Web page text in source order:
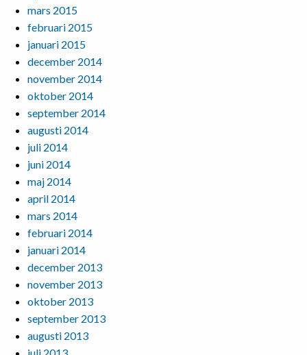
mars 2015
februari 2015
januari 2015
december 2014
november 2014
oktober 2014
september 2014
augusti 2014
juli 2014
juni 2014
maj 2014
april 2014
mars 2014
februari 2014
januari 2014
december 2013
november 2013
oktober 2013
september 2013
augusti 2013